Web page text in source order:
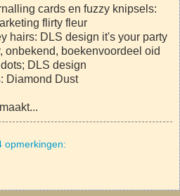
cards en fuzzy knipsels:
flirty fleur
hairs: DLS design it's your party
onbekend, boekenvoordeel oid
DLS design
Diamond Dust
opmerkingen: